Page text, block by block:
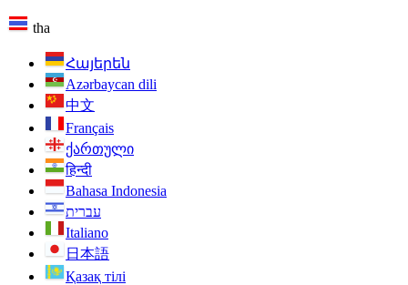
tha
Հայերեն
Azərbaycan dili
中文
Français
ქართული
हिन्दी
Bahasa Indonesia
עברית
Italiano
日本語
Қазақ тілі